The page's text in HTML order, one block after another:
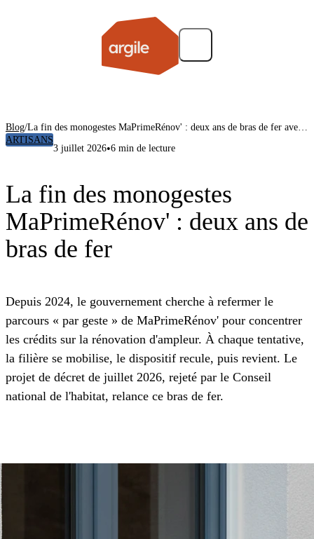
Blog/
La fin des monogestes MaPrimeRénov' : deux ans de bras de fer avec la filière
ARTISANS
3 juillet 2026•6 min de lecture
La fin des monogestes
MaPrimeRénov' : deux ans de
bras de fer
Depuis 2024, le gouvernement cherche à refermer le
parcours « par geste » de MaPrimeRénov' pour concentrer
les crédits sur la rénovation d'ampleur. À chaque tentative,
la filière se mobilise, le dispositif recule, puis revient. Le
projet de décret de juillet 2026, rejeté par le Conseil
national de l'habitat, relance ce bras de fer.